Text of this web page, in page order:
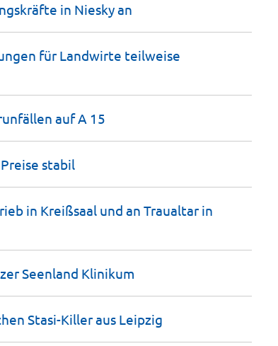
in Nieskyan
für Landwirte teilweise
auf A 15
stabil
in Kreißsaal und an Traualtar in
Seenland Klinikum
Stasi-Killer aus Leipzig